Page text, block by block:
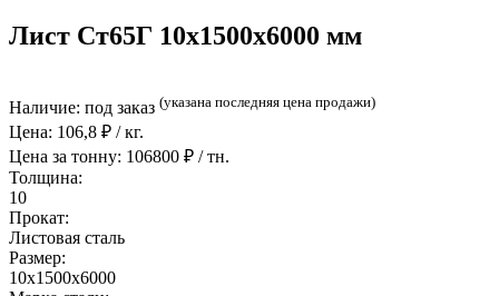
Лист Ст65Г 10x1500x6000 мм
Наличие: под заказ (указана последняя цена продажи)
Цена: 106,8 ₽ / кг.
Цена за тонну: 106800 ₽ / тн.
Толщина:
10
Прокат:
Листовая сталь
Размер:
10x1500x6000